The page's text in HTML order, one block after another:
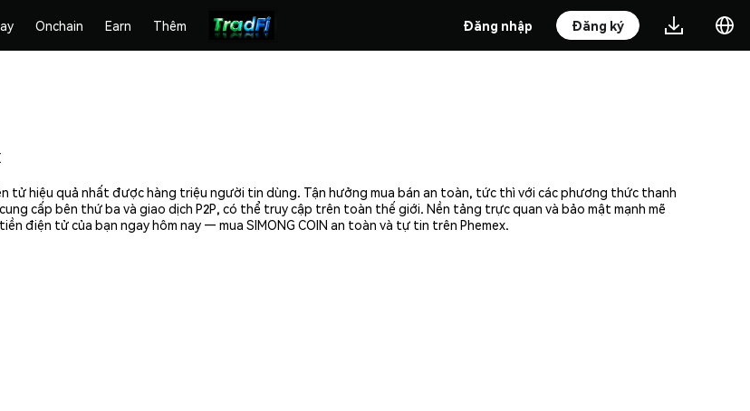
Onchain Earn Thêm Đăng nhập Đăng ký
tử hiệu quả nhất được hàng triệu người tin dùng. Tận hưởng mua bán an toàn, tức thì với các phương thức thanh
cấp bên thứ ba và giao dịch P2P, có thể truy cập trên toàn thế giới. Nền tảng trực quan và bảo mật mạnh mẽ
điện tử của bạn ngay hôm nay — mua SIMONG COIN an toàn và tự tin trên Phemex.